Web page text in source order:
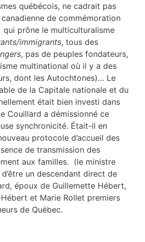
québécois, ne cadrait pas
de commémoration
qui prône le multiculturalisme
immigrants, tous des
, pas de peuples fondateurs,
multinational où il y a des
dont les Autochtones)… Le
de la Capitale nationale et du
était bien investi dans
Couillard a démissionné ce
synchronicité. Était-il en
protocole d’accueil des
de transmission des
aux familles. (le ministre
un descendant direct de
époux de Guillemette Hébert,
et Marie Rollet premiers
de Québec.